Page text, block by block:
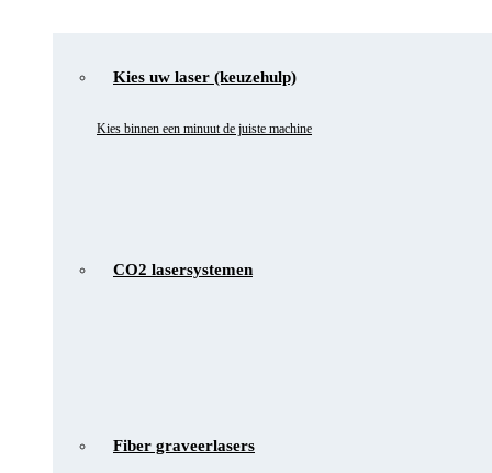
Kies uw laser (keuzehulp)
Kies binnen een minuut de juiste machine
CO2 lasersystemen
Fiber graveerlasers